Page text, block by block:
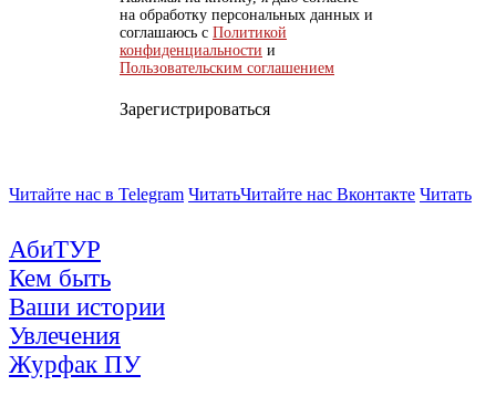
на обработку персональных данных и
соглашаюсь с Политикой
конфиденциальности и
Пользовательским соглашением
Зарегистрироваться
Читайте нас в Telegram ЧитатьЧитайте нас Вконтакте Читать
АбиТУР
Кем быть
Ваши истории
Увлечения
Журфак ПУ